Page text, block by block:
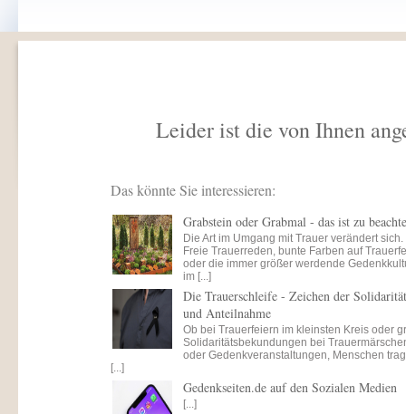
Leider ist die von Ihnen
Das könnte Sie interessieren:
Grabstein oder Grabmal - das ist zu
Die Art im Umgang mit Trauer verändert sich.
Freie Trauerreden, bunte Farben auf
oder die immer größer werdende
im [...]
Die Trauerschleife - Zeichen der Solidarität
und Anteilnahme
Ob bei Trauerfeiern im kleinsten Kreis oder
Solidaritätsbekundungen bei
oder Gedenkveranstaltungen, Menschen
[...]
Gedenkseiten.de auf den Sozialen Medien
[...]